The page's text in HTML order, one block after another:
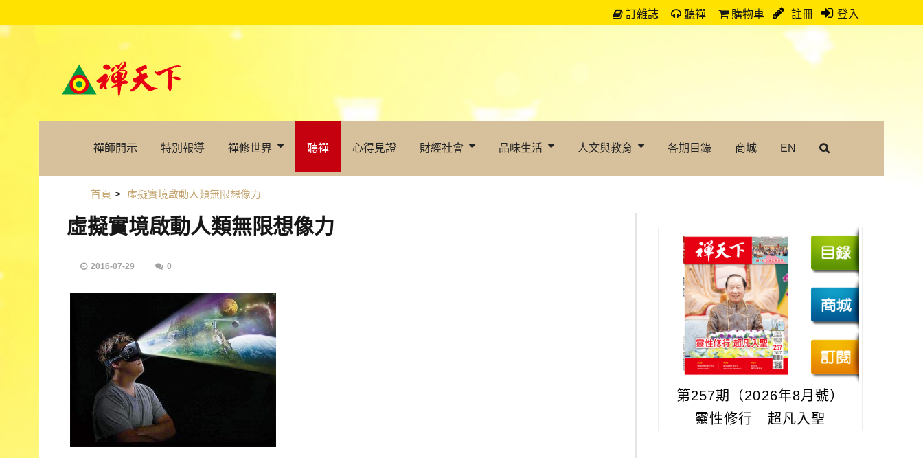
訂雜誌 聽禪 購物車 註冊 登入
禪師開示 特別報導 禪修世界 聽禪 心得見證 財經社會 品味生活 人文與教育 各期目錄 商城 EN
首頁 > 虛擬實境啟動人類無限想像力
虛擬實境啟動人類無限想像力
2016-07-29 0
第257期（2026年8月號）
靈性修行 超凡入聖